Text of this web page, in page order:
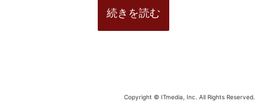
続きを読む
Copyright © ITmedia, Inc. All Rights Reserved.